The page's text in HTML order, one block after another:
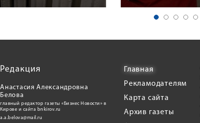
Редакция
Анастасия Александровна
Белова
главный редактор газеты «Бизнес Новости» в
Кирове и сайта bnkirov.ru
a.a.belova@mail.ru
Главная
Рекламодателям
Карта сайта
Архив газеты